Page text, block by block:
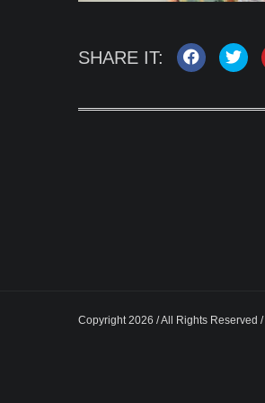
SHARE IT:
Copyright 2026 / All Rights Reserved /